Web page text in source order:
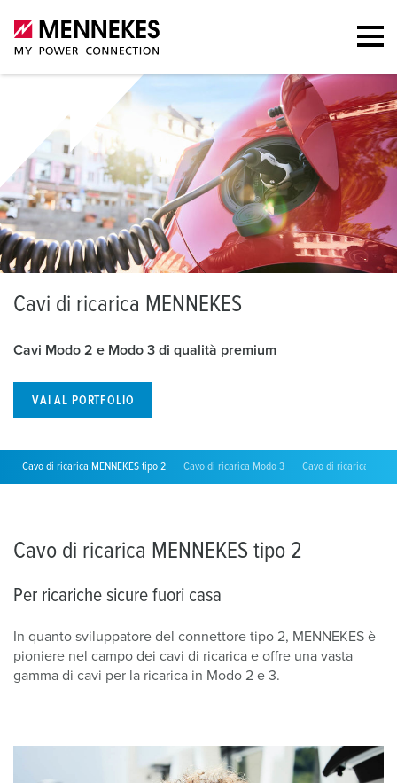
Cavi di ricarica MENNEKES
Cavi Modo 2 e Modo 3 di qualità premium
VAI AL PORTFOLIO
Cavo di ricarica MENNEKES tipo 2 Cavo di ricarica Modo 3 Cavo di ricarica a
Cavo di ricarica MENNEKES tipo 2
Per ricariche sicure fuori casa
In quanto sviluppatore del connettore tipo 2, MENNEKES è
pioniere nel campo dei cavi di ricarica e offre una vasta
gamma di cavi per la ricarica in Modo 2 e 3.